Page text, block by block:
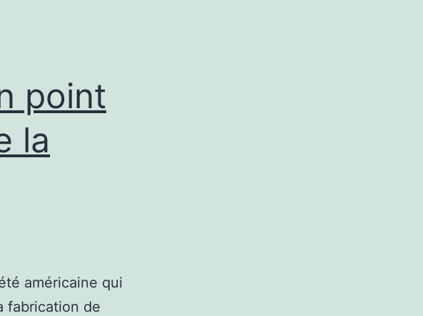
point
la
américaine qui
fabrication de